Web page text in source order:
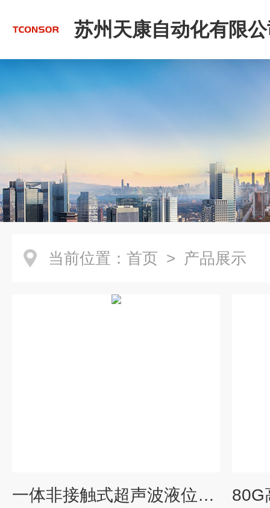
苏州天康自动化有限
当前位置： 首页 > 产品展示
一体非接触式超声波液位计环保污水传感器